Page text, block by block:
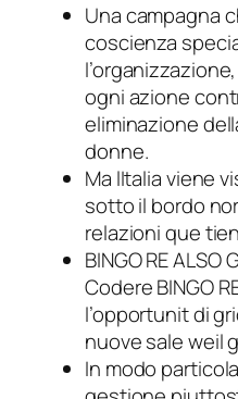
Una campagna
coscienza
ogni azione
eliminazione
donne.
Ma lItalia viene
sotto il bordo
relazioni que
BINGO RE
Codere BINGO
l’opportunit di
nuove sale weil
In modo